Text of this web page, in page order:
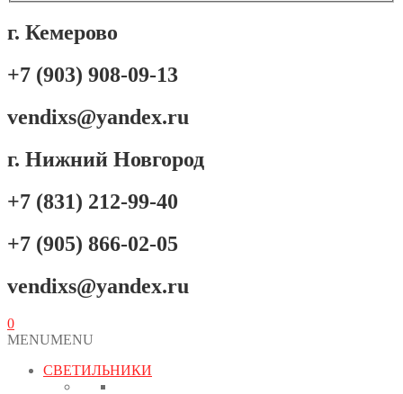
г. Кемерово
+7 (903) 908-09-13
vendixs@yandex.ru
г. Нижний Новгород
+7 (831) 212-99-40
+7 (905) 866-02-05
vendixs@yandex.ru
0
MENUMENU
СВЕТИЛЬНИКИ